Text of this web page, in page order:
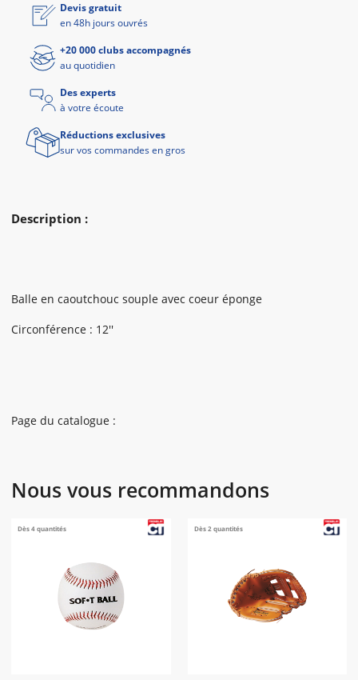
Description :
Balle en caoutchouc souple avec coeur éponge
Circonférence : 12''
Page du catalogue :
Devis gratuit
en 48h jours ouvrés
+20 000 clubs accompagnés
au quotidien
Des experts
à votre écoute
Réductions exclusives
sur vos commandes en gros
Nous vous recommandons
Dès 4 quantités Dès 2 quantités